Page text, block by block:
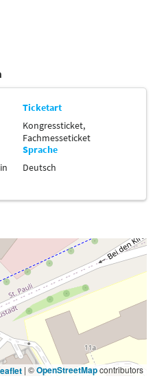
Ticketart
Kongressticket,
Fachmesseticket
Sprache
Deutsch
| ©OpenStreetMapcontributors